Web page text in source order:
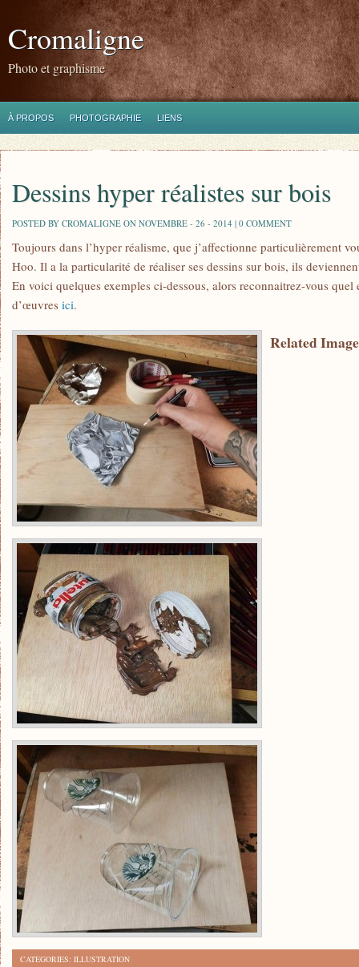
Cromaligne
Photo et graphisme
À PROPOS PHOTOGRAPHIE LIENS
Dessins hyper réalistes sur bois
POSTED BY CROMALIGNE ON NOVEMBRE - 26 - 2014 | 0 COMMENT
Toujours dans l’hyper réalisme, que j’affectionne particulièrement
Hoo. Il a la particularité de réaliser ses dessins sur bois, ils
En voici quelques exemples ci-dessous, alors reconnaitrez-vous
d’œuvres ici.
Related
CATEGORIES: ILLUSTRATION